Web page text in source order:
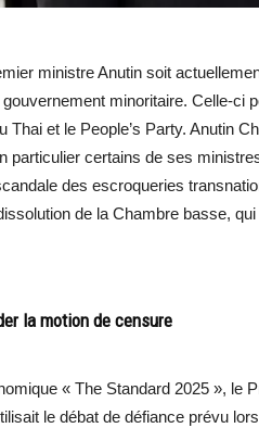
ministre Anutin soit
minoritaire. Celle-ci
Thai et le People’s Party. Anutin
particulier certains de ses
des escroqueries
de la Chambre basse,
la motion de censure
« The Standard 2025 », le
le débat de défiance prévu